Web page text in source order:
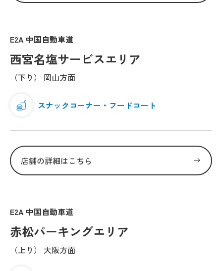
E2A 中国自動車道
西宮名塩サービスエリア
（下り） 岡山方面
スナックコーナー・フードコート
店舗の詳細はこちら
E2A 中国自動車道
赤松パーキングエリア
（上り） 大阪方面